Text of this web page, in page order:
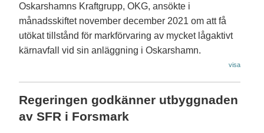
Oskarshamns Kraftgrupp, OKG, ansökte i
månadsskiftet november december 2021 om att få
utökat tillstånd för markförvaring av mycket lågaktivt
kärnavfall vid sin anläggning i Oskarshamn.
visa
Regeringen godkänner utbyggnaden
av SFR i Forsmark